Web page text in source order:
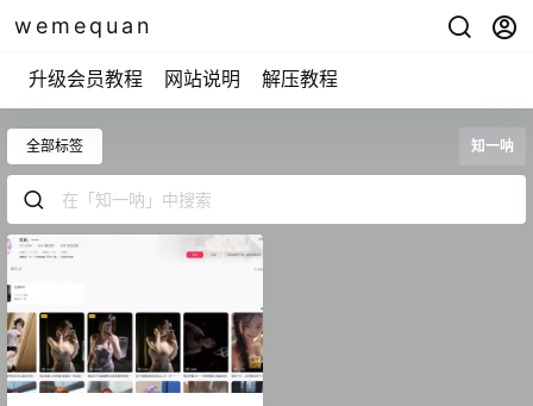
wemequan
升级会员教程 网站说明 解压教程
全部标签 知一呐